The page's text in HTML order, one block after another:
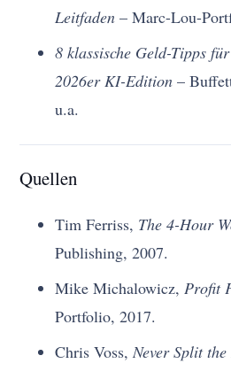
Leitfaden – Marc-Lou-
8 klassische Geld-Tipps
2026er KI-Edition –
u.a.
Quellen
Tim Ferriss, The 4-Hour
Publishing, 2007.
Mike Michalowicz,Profit
Portfolio, 2017.
Chris Voss,Never Split